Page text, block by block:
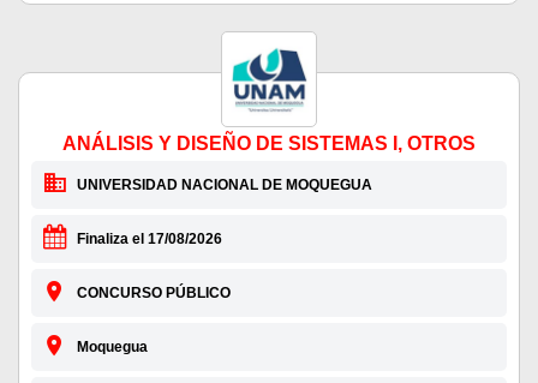
ANÁLISIS Y DISEÑO DE SISTEMAS I, OTROS
UNIVERSIDAD NACIONAL DE MOQUEGUA
Finaliza el 17/08/2026
CONCURSO PÚBLICO
Moquegua